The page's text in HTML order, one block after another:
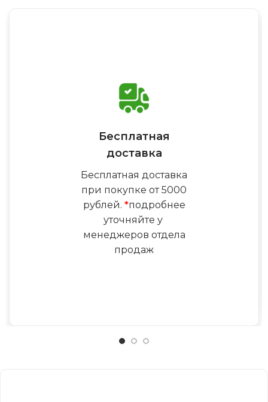
Бесплатная
доставка
Бесплатная доставка
при покупке от 5000
рублей. *подробнее
уточняйте у
менеджеров отдела
продаж